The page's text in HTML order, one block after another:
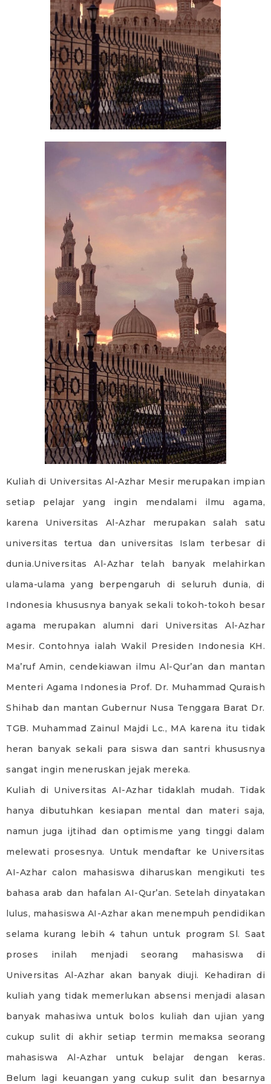
Kuliah di Universitas Al-Azhar Mesir merupakan impian
setiap pelajar yang ingin mendalami ilmu agama,
karena Universitas Al-Azhar merupakan salah satu
universitas tertua dan universitas Islam terbesar di
dunia.Universitas Al-Azhar telah banyak melahirkan
ulama-ulama yang berpengaruh di seluruh dunia, di
Indonesia khususnya banyak sekali tokoh-tokoh besar
agama merupakan alumni dari Universitas Al-Azhar
Mesir. Contohnya ialah Wakil Presiden Indonesia KH.
Ma’ruf Amin, cendekiawan ilmu Al-Qur’an dan mantan
Menteri Agama Indonesia Prof. Dr. Muhammad Quraish
Shihab dan mantan Gubernur Nusa Tenggara Barat Dr.
TGB. Muhammad Zainul Majdi Lc., MA karena itu tidak
heran banyak sekali para siswa dan santri khususnya
sangat ingin meneruskan jejak mereka.
Kuliah di Universitas AI-Azhar tidaklah mudah. Tidak
hanya dibutuhkan kesiapan mental dan materi saja,
namun juga ijtihad dan optimisme yang tinggi dalam
melewati prosesnya. Untuk mendaftar ke Universitas
AI-Azhar calon mahasiswa diharuskan mengikuti tes
bahasa arab dan hafalan AI-Qur’an. Setelah dinyatakan
lulus, mahasiswa AI-Azhar akan menempuh pendidikan
selama kurang lebih 4 tahun untuk program Sl. Saat
proses inilah menjadi seorang mahasiswa di
Universitas Al-Azhar akan banyak diuji. Kehadiran di
kuliah yang tidak memerlukan absensi menjadi alasan
banyak mahasiwa untuk bolos kuliah dan ujian yang
cukup sulit di akhir setiap termin memaksa seorang
mahasiswa Al-Azhar untuk belajar dengan keras.
Belum lagi keuangan yang cukup sulit dan besarnya